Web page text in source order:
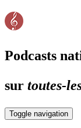
Podcasts
sur toutes-
Toggle navigation